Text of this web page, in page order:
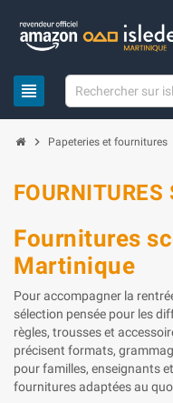
view_headline
chevron_right Papeteries et fournitures
FOURNITURES
Fournitures
Martinique
Pour accompagner la
sélection pensée pour les
règles, trousses et
précisent formats,
pour familles, enseignants
fournitures adaptées au